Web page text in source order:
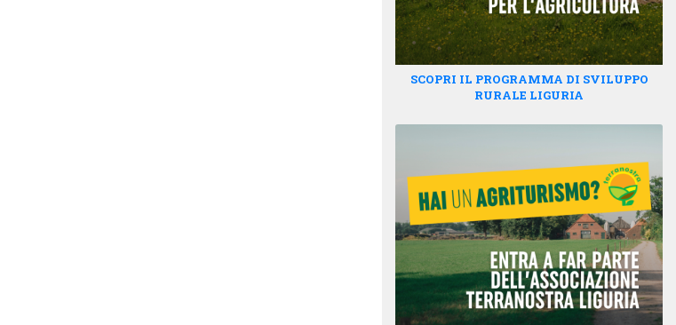
SCOPRI IL PROGRAMMA DI SVILUPPO
RURALE LIGURIA